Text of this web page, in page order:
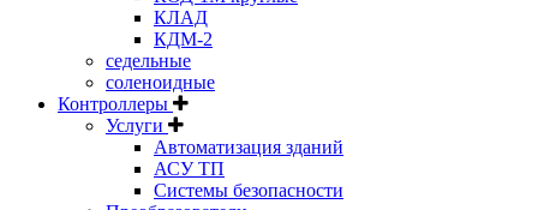
КЛАД
КДМ-2
седельные
соленоидные
Контроллеры
Услуги
Автоматизация зданий
АСУ ТП
Системы безопасности